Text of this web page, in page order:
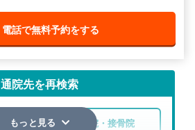
電話で無料予約をする
通院先を再検索
整骨院・接骨院
もっと見る